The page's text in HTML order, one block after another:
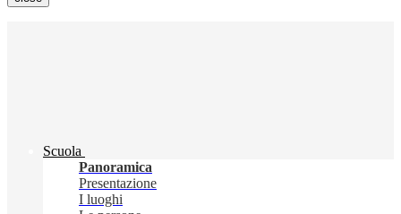
Scuola
Panoramica
Presentazione
I luoghi